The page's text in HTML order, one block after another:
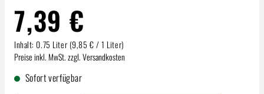
7,39 €
Inhalt: 0.75 Liter (9,85 € / 1 Liter)
Preise inkl. MwSt. zzgl. Versandkosten
Sofort verfügbar